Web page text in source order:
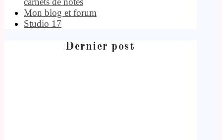
Mon blog et forum
Studio 17
Dernier post